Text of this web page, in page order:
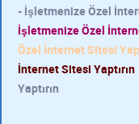
- İşletmenize Özel
İşletmenize Özel
Özel İnternet Sitesi
İnternet Sitesi Yaptırın
Yaptırın